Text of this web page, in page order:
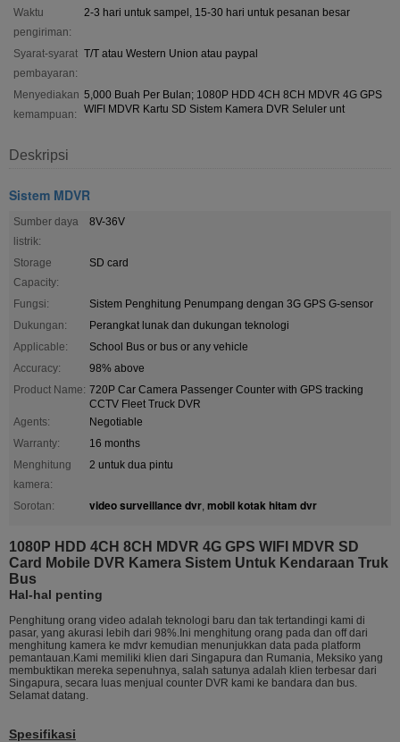
Waktu
pengiriman:
2-3 hari untuk sampel, 15-30 hari untuk pesanan besar
Syarat-syarat
pembayaran:
T/T atau Western Union atau paypal
Menyediakan
kemampuan:
5,000 Buah Per Bulan; 1080P HDD 4CH 8CH MDVR 4G GPS
WIFI MDVR Kartu SD Sistem Kamera DVR Seluler unt
Deskripsi
Sistem MDVR
Sumber daya
listrik:
8V-36V
Storage
Capacity:
SD card
Fungsi:
Sistem Penghitung Penumpang dengan 3G GPS G-sensor
Dukungan:
Perangkat lunak dan dukungan teknologi
Applicable:
School Bus or bus or any vehicle
Accuracy:
98% above
Product Name: 720P Car Camera Passenger Counter with GPS tracking
CCTV Fleet Truck DVR
Agents:
Negotiable
Warranty:
16 months
Menghitung
kamera:
2 untuk dua pintu
Sorotan: video surveillance dvr, mobil kotak hitam dvr
1080P HDD 4CH 8CH MDVR 4G GPS WIFI MDVR SD
Card Mobile DVR Kamera Sistem Untuk Kendaraan Truk
Bus
Hal-hal penting
Penghitung orang video adalah teknologi baru dan tak tertandingi kami di
pasar, yang akurasi lebih dari 98%.Ini menghitung orang pada dan off dari
menghitung kamera ke mdvr kemudian menunjukkan data pada platform
pemantauan.Kami memiliki klien dari Singapura dan Rumania, Meksiko yang
membuktikan mereka sepenuhnya, salah satunya adalah klien terbesar dari
Singapura, secara luas menjual counter DVR kami ke bandara dan bus.
Selamat datang.
Spesifikasi